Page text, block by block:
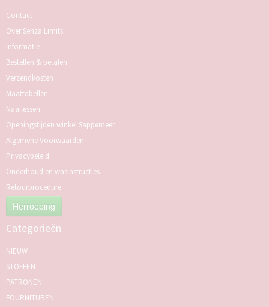
Contact
Over Senza Limits
Informatie
Bestellen & betalen
Verzendkosten
Maattabellen
Naailessen
Openingstijden winkel Sappemeer
Algemene Voorwaarden
Privacybeleid
Onderhoud en wasinstructies
Retourprocedure
Herroeping
Categorieën
NIEUW
STOFFEN
PATRONEN
FOURNITUREN